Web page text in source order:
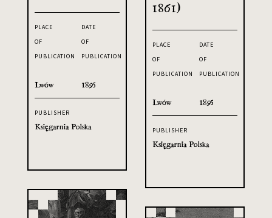
PLACE
OF
PUBLICATION
Lwów
DATE
OF
PUBLICATION
1895
PUBLISHER
Księgarnia Polska
1861)
PLACE
OF
PUBLICATION
Lwów
DATE
OF
PUBLICATION
1895
PUBLISHER
Księgarnia Polska